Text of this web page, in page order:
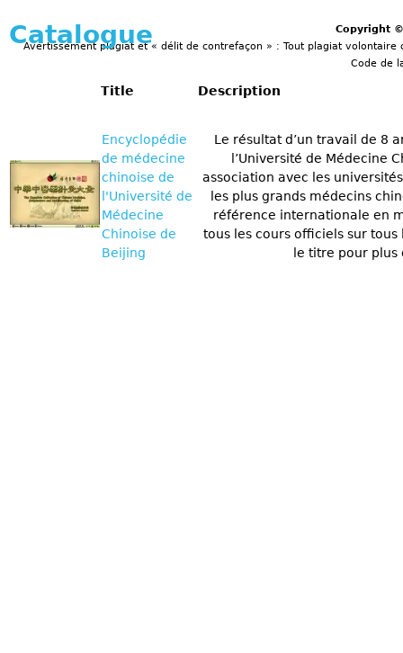
Catalogue
Title Description
Encyclopédie
de médecine
chinoise de
l'Université de
Médecine
Chinoise de
Beijing
Le résultat d’un travail de 8
l’Université de Médecine
association avec les
les plus grands médecins
référence internationale en
tous les cours officiels sur
le titre pour plus
Copyright
Avertissement plagiat et « délit de contrefaçon » : Tout plagiat
Code de